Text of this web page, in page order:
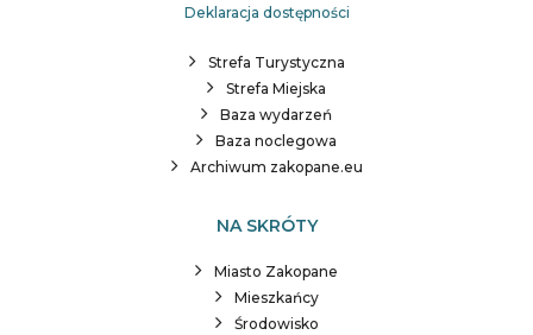
Deklaracja dostępności
Strefa Turystyczna
Strefa Miejska
Baza wydarzeń
Baza noclegowa
Archiwum zakopane.eu
NA SKRÓTY
Miasto Zakopane
Mieszkańcy
Środowisko